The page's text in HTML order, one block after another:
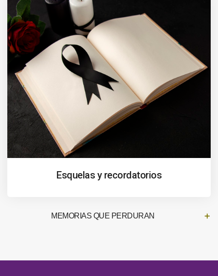
Esquelas y recordatorios
MEMORIAS QUE PERDURAN